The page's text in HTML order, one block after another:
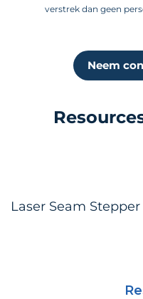
verstrek dan geen
Neem
Laser Seam